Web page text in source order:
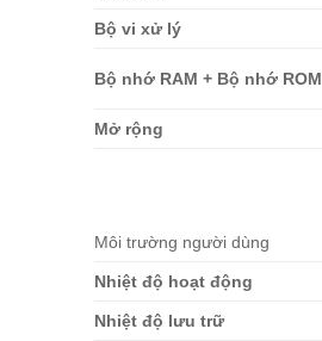
Bộ vi xử lý
Bộ nhớ RAM + Bộ nhớ ROM
Mở rộng
Môi trường người dùng
Nhiệt độ hoạt động
Nhiệt độ lưu trữ